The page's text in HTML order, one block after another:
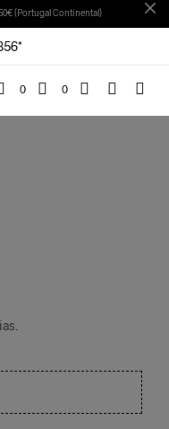
(Portugal Continental)
0 0